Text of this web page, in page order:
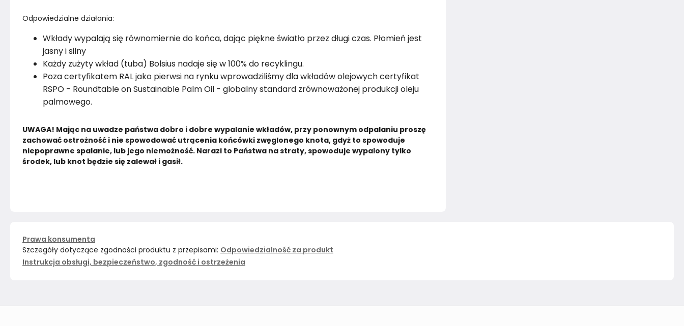
Odpowiedzialne działania:
Wkłady wypalają się równomiernie do końca, dając piękne światło przez długi czas. Płomień jest
jasny i silny​
Każdy zużyty wkład (tuba) Bolsius nadaje się w 100% do recyklingu.
Poza certyfikatem RAL jako pierwsi na rynku wprowadziliśmy dla wkładów olejowych certyfikat
RSPO - Roundtable on Sustainable Palm Oil - globalny standard zrównoważonej produkcji oleju
palmowego.
UWAGA! Mając na uwadze państwa dobro i dobre wypalanie wkładów, przy ponownym odpalaniu proszę
zachować ostrożność i nie spowodować utrącenia końcówki zwęglonego knota, gdyż to spowoduje
niepoprawne spalanie, lub jego niemożność. Narazi to Państwa na straty, spowoduje wypalony tylko
środek, lub knot będzie się zalewał i gasił.
Prawa konsumenta
Szczegóły dotyczące zgodności produktu z przepisami: Odpowiedzialność za produkt
Instrukcja obsługi, bezpieczeństwo, zgodność i ostrzeżenia